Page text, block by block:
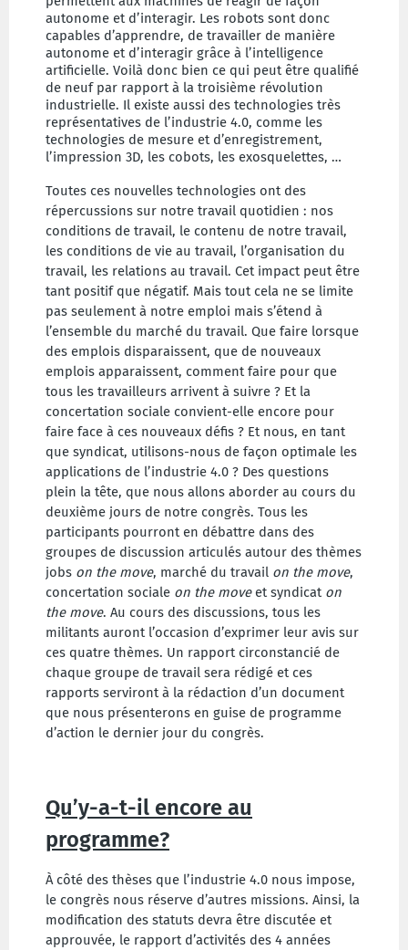
autonome et d’interagir. Les robots sont donc
capables d’apprendre, de travailler de manière
autonome et d’interagir grâce à l’intelligence
artificielle. Voilà donc bien ce qui peut être qualifié
de neuf par rapport à la troisième révolution
industrielle. Il existe aussi des technologies très
représentatives de l’industrie 4.0, comme les
technologies de mesure et d’enregistrement,
l’impression 3D, les cobots, les exosquelettes, …
Toutes ces nouvelles technologies ont des
répercussions sur notre travail quotidien : nos
conditions de travail, le contenu de notre travail,
les conditions de vie au travail, l’organisation du
travail, les relations au travail. Cet impact peut être
tant positif que négatif. Mais tout cela ne se limite
pas seulement à notre emploi mais s’étend à
l’ensemble du marché du travail. Que faire lorsque
des emplois disparaissent, que de nouveaux
emplois apparaissent, comment faire pour que
tous les travailleurs arrivent à suivre ? Et la
concertation sociale convient-elle encore pour
faire face à ces nouveaux défis ? Et nous, en tant
que syndicat, utilisons-nous de façon optimale les
applications de l’industrie 4.0 ? Des questions
plein la tête, que nous allons aborder au cours du
deuxième jours de notre congrès. Tous les
participants pourront en débattre dans des
groupes de discussion articulés autour des thèmes
jobs on the move, marché du travail on the move,
concertation sociale on the moveet syndicat on
the move. Au cours des discussions, tous les
militants auront l’occasion d’exprimer leur avis sur
ces quatre thèmes. Un rapport circonstancié de
chaque groupe de travail sera rédigé et ces
rapports serviront à la rédaction d’un document
que nous présenterons en guise de programme
d’action le dernier jour du congrès.
Qu’y-a-t-il encore au
programme?
À côté des thèses que l’industrie 4.0 nous impose,
le congrès nous réserve d’autres missions. Ainsi, la
modification des statuts devra être discutée et
approuvée, le rapport d’activités des 4 années